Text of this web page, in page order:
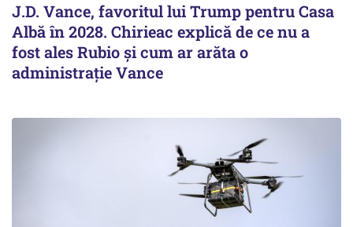
J.D. Vance, favoritul lui Trump pentru Casa
Albă în 2028. Chirieac explică de ce nu a
fost ales Rubio și cum ar arăta o
administrație Vance